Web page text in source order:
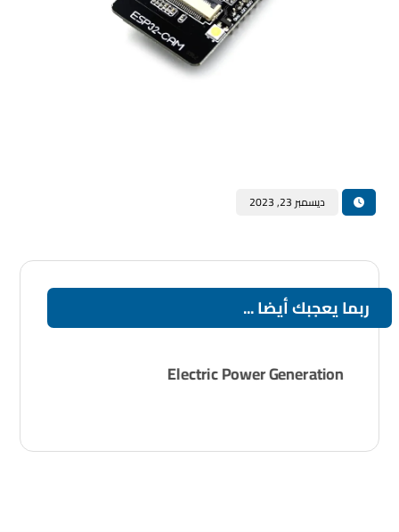
ديسمبر 23, 2023
ربما يعجبك أيضا ...
Electric Power Generation